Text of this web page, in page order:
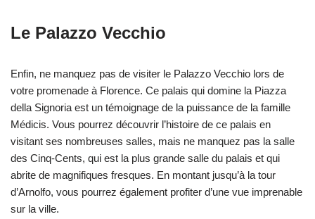
Le Palazzo Vecchio
Enfin, ne manquez pas de visiter le Palazzo Vecchio lors de
votre promenade à Florence. Ce palais qui domine la Piazza
della Signoria est un témoignage de la puissance de la famille
Médicis. Vous pourrez découvrir l’histoire de ce palais en
visitant ses nombreuses salles, mais ne manquez pas la salle
des Cinq-Cents, qui est la plus grande salle du palais et qui
abrite de magnifiques fresques. En montant jusqu’à la tour
d’Arnolfo, vous pourrez également profiter d’une vue imprenable
sur la ville.